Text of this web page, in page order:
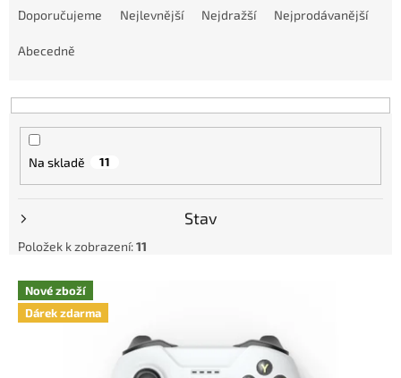
p
Doporučujeme Nejlevnější Nejdražší Nejprodávanější
Abecedně
Na skladě 11
Stav
Položek k zobrazení:11
V
p
Nové zboží
Dárek zdarma